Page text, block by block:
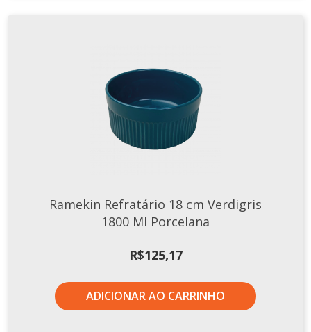
Ramekin Refratário 18 cm Verdigris
1800 Ml Porcelana
R$125,17
ADICIONAR AO CARRINHO